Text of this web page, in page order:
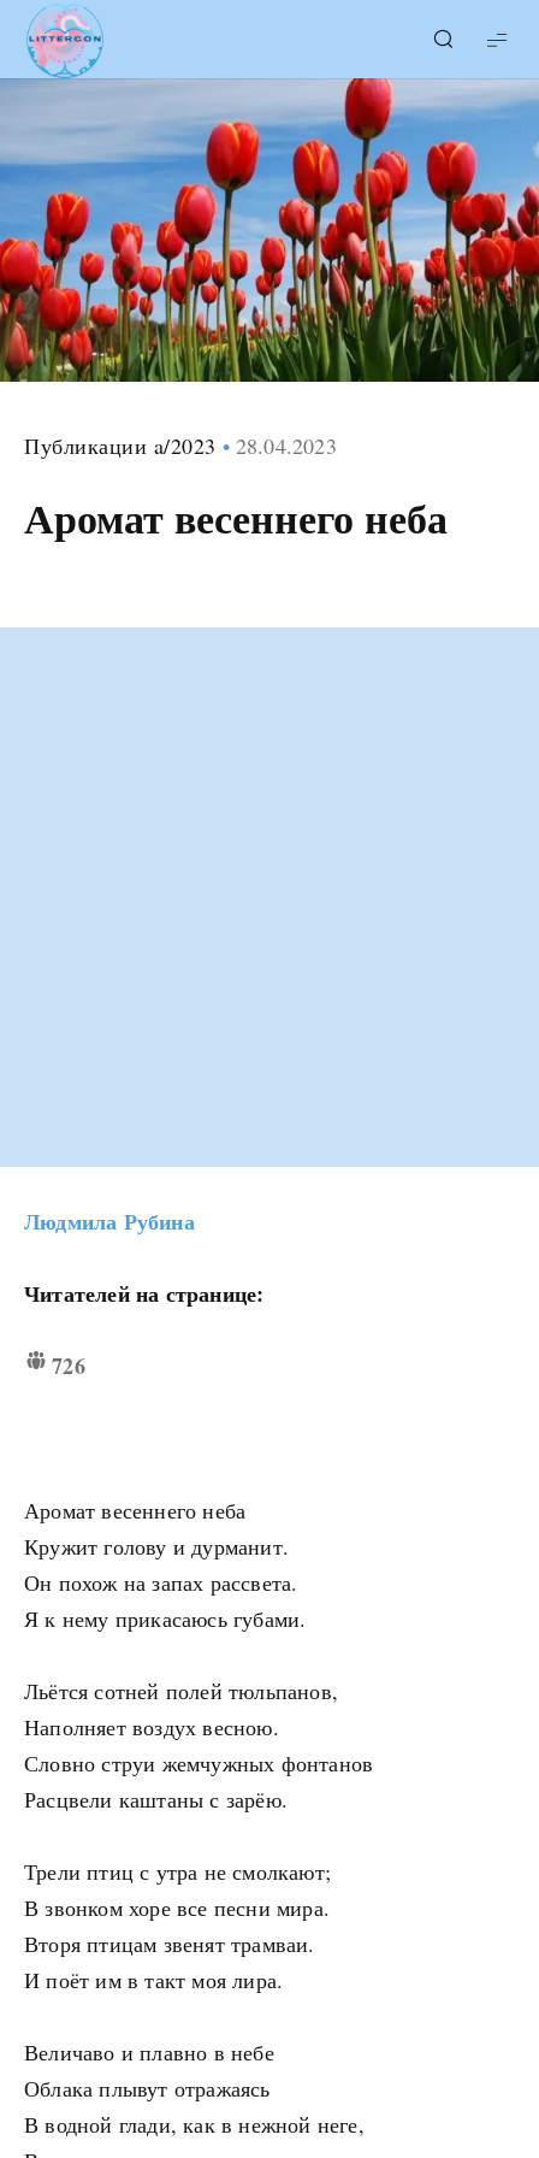
LITTERcon
Публикации a/2023 28.04.2023
Аромат весеннего неба
Людмила Рубина
Читателей на странице:
726
Аромат весеннего неба
Кружит голову и дурманит.
Он похож на запах рассвета.
Я к нему прикасаюсь губами.
Льётся сотней полей тюльпанов,
Наполняет воздух весною.
Словно струи жемчужных фонтанов
Расцвели каштаны с зарёю.
Трели птиц с утра не смолкают;
В звонком хоре все песни мира.
Вторя птицам звенят трамваи.
И поёт им в такт моя лира.
Величаво и плавно в небе
Облака плывут отражаясь
В водной глади, как в нежной неге,